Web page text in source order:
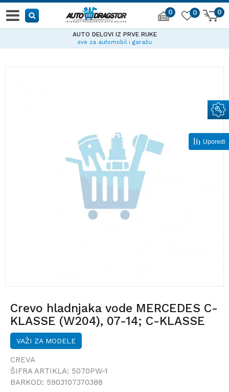
0 0
0
AUTO DELOVI IZ PRVE RUKE
sve za automobil i garažu
Crevo hladnjaka vode MERCEDES C-
KLASSE (W204), 07-14; C-KLASSE
COUPE (C204), 11-15; CLS-KLASSE
(C218), 11-18; E-KLASSE (W212), 09-
16; E-KLASSE COUPE (C207), 09-
VAŽI ZA MODELE
CREVA
ŠIFRA ARTIKLA: 5070PW-1
BARKOD: 5903107370388
Uporedi